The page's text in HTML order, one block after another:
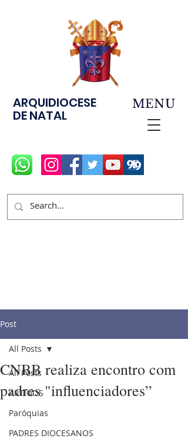
ARQUIDIOCESE
DE NATAL
MENU
Post
All Posts
ARTIGOS
Paróquias
PADRES DIOCESANOS
All Posts
CNBB realiza encontro com
padres "influenciadores”